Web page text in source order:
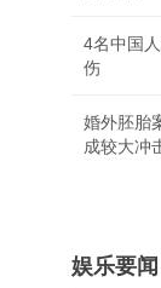
4名中国
伤
婚外胚胎
成较大冲
娱乐要闻